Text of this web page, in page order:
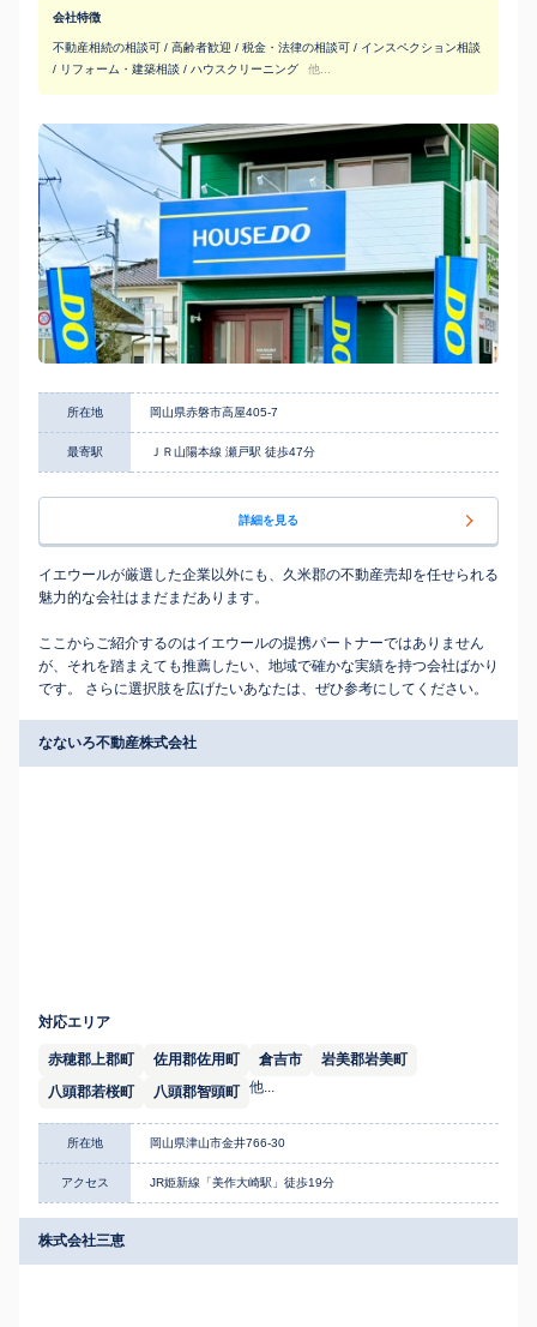
会社特徴
不動産相続の相談可 / 高齢者歓迎 / 税金・法律の相談可 / インスペクション相談
/ リフォーム・建築相談 / ハウスクリーニング
他...
所在地 岡山県赤磐市高屋405-7
最寄駅 ＪＲ山陽本線 瀬戸駅 徒歩47分
詳細を見る
イエウールが厳選した企業以外にも、久米郡の不動産売却を任せられる
魅力的な会社はまだまだあります。
ここからご紹介するのはイエウールの提携パートナーではありません
が、それを踏まえても推薦したい、地域で確かな実績を持つ会社ばかり
です。 さらに選択肢を広げたいあなたは、ぜひ参考にしてください。
なないろ不動産株式会社
対応エリア
赤穂郡上郡町 佐用郡佐用町 倉吉市
岩美郡岩美町
八頭郡若桜町
八頭郡智頭町 他...
所在地 岡山県津山市金井766-30
アクセス JR姫新線「美作大崎駅」徒歩19分
株式会社三恵